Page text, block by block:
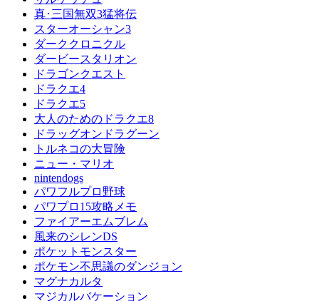
真･三国無双3猛将伝
スターオーシャン3
ダーククロニクル
ダービースタリオン
ドラゴンクエスト
ドラクエ4
ドラクエ5
大人のためのドラクエ8
ドラッグオンドラグーン
トルネコの大冒険
ニュー・マリオ
nintendogs
パワフルプロ野球
パワプロ15攻略メモ
ファイアーエムブレム
風来のシレンDS
ポケットモンスター
ポケモン不思議のダンジョン
マグナカルタ
マジカルバケーション